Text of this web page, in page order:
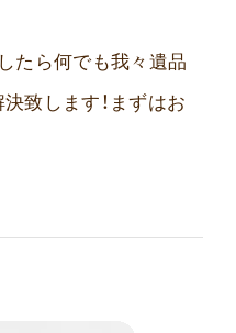
たら何でも我々遺品
致します！まずはお